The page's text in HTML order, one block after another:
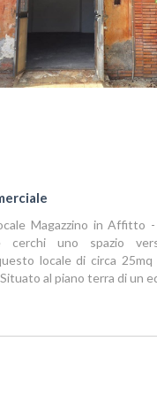
Magazzino in Affitto
cerchi uno spazio
locale di circa 25mq
al piano terra di un